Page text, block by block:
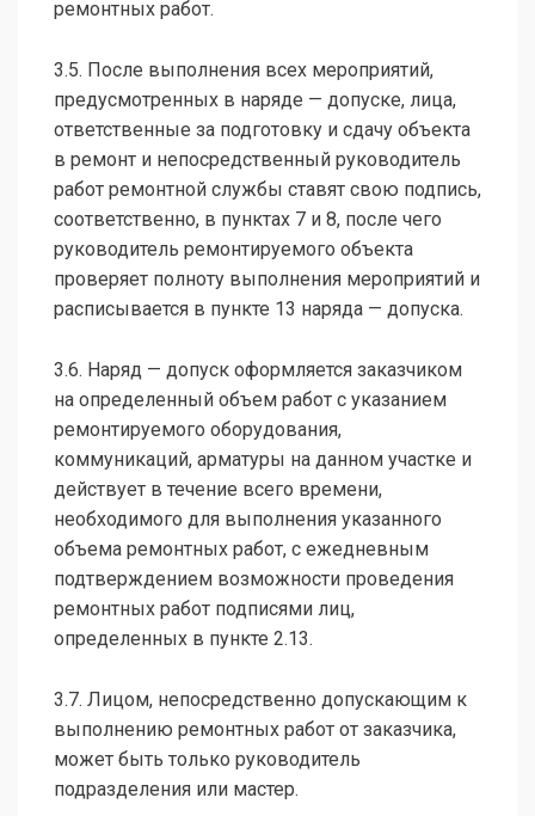
ремонтных работ.
3.5. После выполнения всех мероприятий,
предусмотренных в наряде — допуске, лица,
ответственные за подготовку и сдачу объекта
в ремонт и непосредственный руководитель
работ ремонтной службы ставят свою подпись,
соответственно, в пунктах 7 и 8, после чего
руководитель ремонтируемого объекта
проверяет полноту выполнения мероприятий и
расписывается в пункте 13 наряда — допуска.
3.6. Наряд — допуск оформляется заказчиком
на определенный объем работ с указанием
ремонтируемого оборудования,
коммуникаций, арматуры на данном участке и
действует в течение всего времени,
необходимого для выполнения указанного
объема ремонтных работ, с ежедневным
подтверждением возможности проведения
ремонтных работ подписями лиц,
определенных в пункте 2.13.
3.7. Лицом, непосредственно допускающим к
выполнению ремонтных работ от заказчика,
может быть только руководитель
подразделения или мастер.